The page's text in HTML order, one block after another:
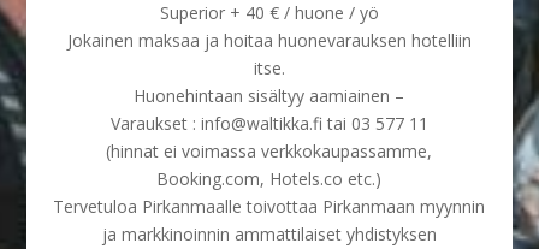
Superior + 40 € / huone / yö
Jokainen maksaa ja hoitaa huonevarauksen hotelliin
itse.
Huonehintaan sisältyy aamiainen –
Varaukset : info@waltikka.fi tai 03 577 11
(hinnat ei voimassa verkkokaupassamme,
Booking.com, Hotels.co etc.)
Tervetuloa Pirkanmaalle toivottaa Pirkanmaan myynnin
ja markkinoinnin ammattilaiset yhdistyksen